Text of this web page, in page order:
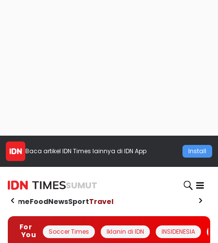
Baca artikel IDN Times lainnya di IDN App Install
SUMUT
HomeFoodNewsSportTravel
For
You
Soccer Times Iklanin di IDN INSIDENESIA